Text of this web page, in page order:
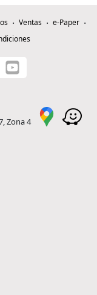
Ventas
e-Paper
Zona 4